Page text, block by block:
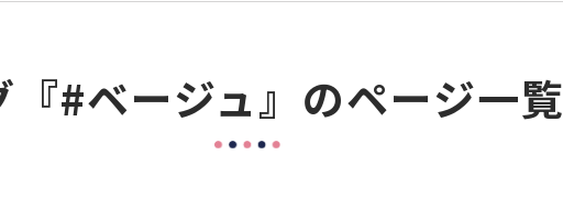
『#ベージュ』のページ一覧